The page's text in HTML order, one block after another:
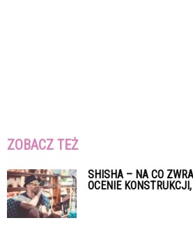
ZOBACZ TEŻ
SHISHA – NA CO
OCENIE